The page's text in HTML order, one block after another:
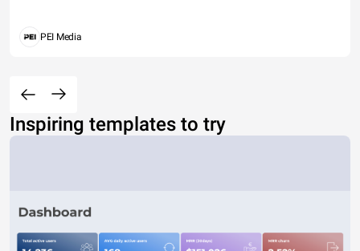
PEI Media
Inspiring templates to try